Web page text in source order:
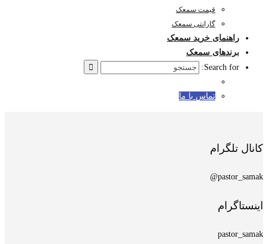
قیمت سمعک
گارانتی سمعک
راهنمای خرید سمعک
برندهای سمعک
Search for:
تماس با ما
کانال تلگرام
pastor_samak@
اینستاگرام
pastor_samak